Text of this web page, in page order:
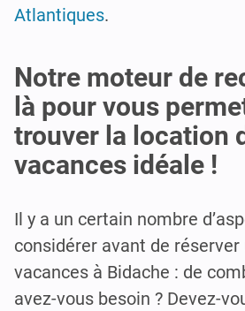
Atlantiques.
Notre moteur de
là pour vous
trouver la location
vacances idéale !
Il y a un certain nombre
considérer avant de
vacances à Bidache : de
avez-vous besoin ? Devez-